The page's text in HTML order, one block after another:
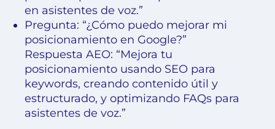
en asistentes de voz.”
Pregunta: “¿Cómo puedo mejorar mi
posicionamiento en Google?”
Respuesta AEO: “Mejora tu
posicionamiento usando SEO para
keywords, creando contenido útil y
estructurado, y optimizando FAQs para
asistentes de voz.”